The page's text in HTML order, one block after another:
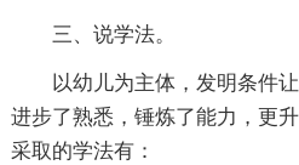
三、说学法。
以幼儿为主体，发明条件
进步了熟悉，锤炼了能力，更
采取的学法有：